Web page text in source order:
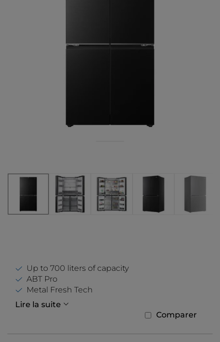
Up to 700 liters of capacity
ABT Pro
Metal Fresh Tech
Lire la suite
Comparer